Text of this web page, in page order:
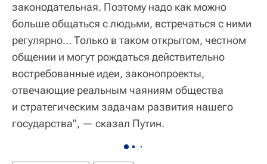
законодательная. Поэтому надо как можно
больше общаться с людьми, встречаться с ними
регулярно… Только в таком открытом, честном
общении и могут рождаться действительно
востребованные идеи, законопроекты,
отвечающие реальным чаяниям общества
и стратегическим задачам развития нашего
государства", — сказал Путин.